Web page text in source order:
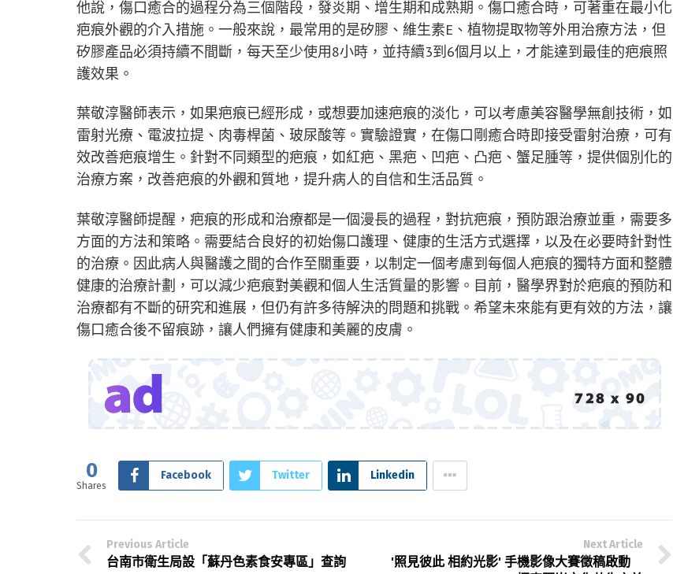
他說，傷口癒合的過程分為三個階段，發炎期、增生期和成熟期。傷口癒合時，可著重在最小化
疤痕外觀的介入措施。一般來說，最常用的是矽膠、維生素E、植物提取物等外用治療方法，但
矽膠產品必須持續不間斷，每天至少使用8小時，並持續3到6個月以上，才能達到最佳的疤痕照
護效果。
葉敬淳醫師表示，如果疤痕已經形成，或想要加速疤痕的淡化，可以考慮美容醫學無創技術，如
雷射光療、電波拉提、肉毒桿菌、玻尿酸等。實驗證實，在傷口剛癒合時即接受雷射治療，可有
效改善疤痕增生。針對不同類型的疤痕，如紅疤、黑疤、凹疤、凸疤、蟹足腫等，提供個別化的
治療方案，改善疤痕的外觀和質地，提升病人的自信和生活品質。
葉敬淳醫師提醒，疤痕的形成和治療都是一個漫長的過程，對抗疤痕，預防跟治療並重，需要多
方面的方法和策略。需要結合良好的初始傷口護理、健康的生活方式選擇，以及在必要時針對性
的治療。因此病人與醫護之間的合作至關重要，以制定一個考慮到每個人疤痕的獨特方面和整體
健康的治療計劃，可以減少疤痕對美觀和個人生活質量的影響。目前，醫學界對於疤痕的預防和
治療都有不斷的研究和進展，但仍有許多待解決的問題和挑戰。希望未來能有更有效的方法，讓
傷口癒合後不留痕跡，讓人們擁有健康和美麗的皮膚。
0
Shares
Facebook Twitter Linkedin
Previous Article
台南市衛生局設「蘇丹色素食安專區」查詢
Next Article
'照見彼此 相約光影' 手機影像大賽徵稿啟動